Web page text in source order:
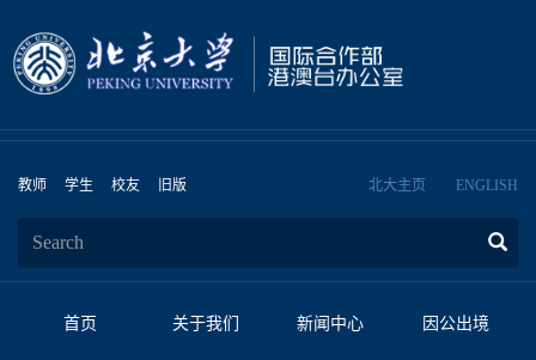
教师 学生 校友 旧版 北大主页 ENGLISH
首页 关于我们 新闻中心 因公出境